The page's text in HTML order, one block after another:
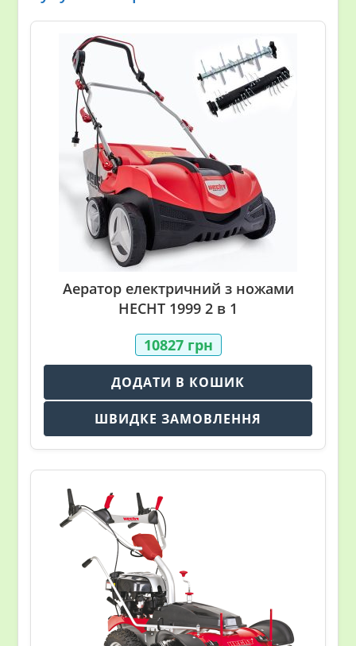
Аератор електричний з ножами
HECHT 1999 2 в 1
10827 грн
ДОДАТИ В КОШИК
ШВИДКЕ ЗАМОВЛЕННЯ